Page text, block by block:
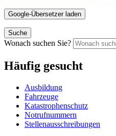
Google-Übersetzer laden
Suche
Wonach suchen Sie?
Häufig gesucht
Ausbildung
Fahrzeuge
Katastrophenschutz
Notrufnummern
Stellenausschreibungen